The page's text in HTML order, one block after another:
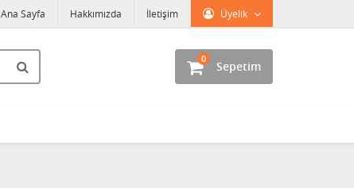
Üyelik
Ana Sayfa Hakkımızda İletişim
Sepetim
0